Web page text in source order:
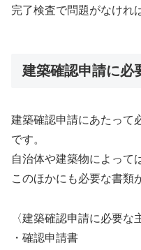
完了検査で問題がなけれ
建築確認申請に必
建築確認申請にあたって
です。
自治体や建築物によって
このほかにも必要な書類
〈建築確認申請に必要な
・確認申請書